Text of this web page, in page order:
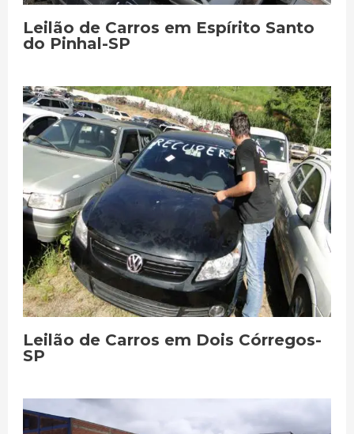
Leilão de Carros em Espírito Santo
do Pinhal-SP
Leilão de Carros em Dois Córregos-
SP